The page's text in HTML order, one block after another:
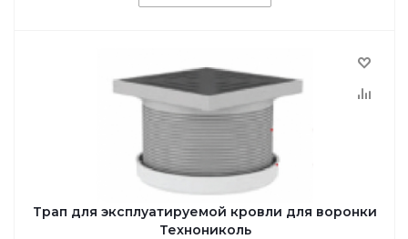
Трап для эксплуатируемой кровли для воронки
Технониколь